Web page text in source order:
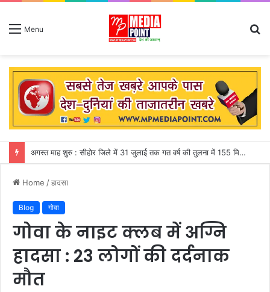
Menu
जापान : शक्तिशाली भूकंप से शॉपिंग मॉल की दूसरी मंजिल ढही, मकवे में फंसे 50 से अधिक लोग
Home /हादसा
Blog गोवा
गोवा के नाइट क्लब में अग्नि
हादसा : 23 लोगों की दर्दनाक
मौत